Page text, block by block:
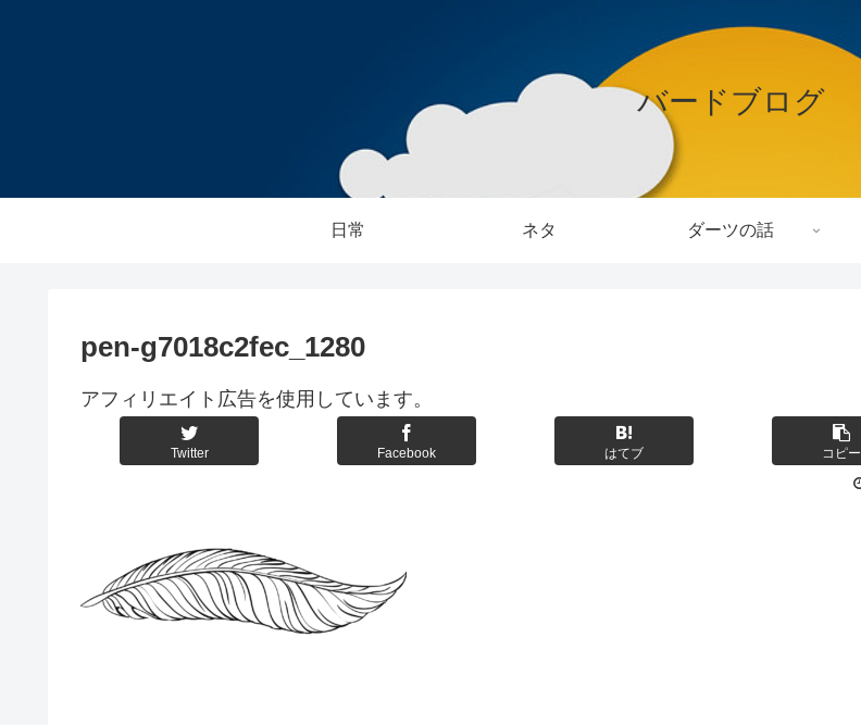
バードブログ
日常 ネタ ダーツの話
pen-g7018c2fec_1280
アフィリエイト広告を使用しています。
Twitter Facebook はてブ コピー